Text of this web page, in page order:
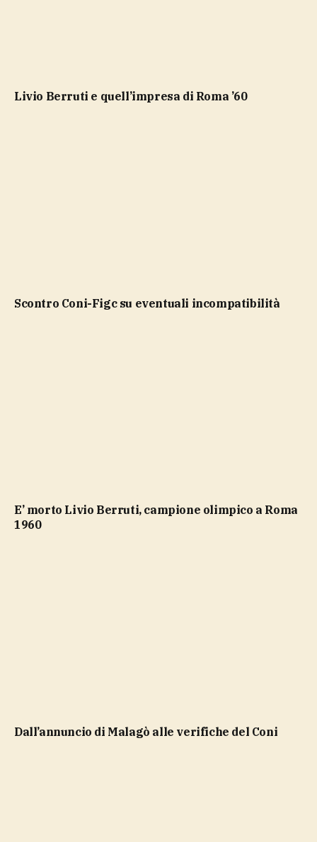
Livio Berruti e quell’impresa di Roma ’60
scontro Coni-Figc su eventuali incompatibilità
E’ morto Livio Berruti, campione olimpico a Roma
1960
dall’annuncio di Malagò alle verifiche del Coni